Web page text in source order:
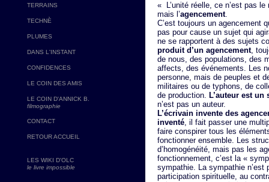
TERRAINS
TECHNÈ
PLUMES
DANS L'INSTANT
CONFIDENCES
LE COIN DES AMIS
LE COIN D'ANNICK B.
filmographie
CONTACT
RETOUR ACCUEIL
LES WIKI D'OLC
le livre impossible
« L’unité réelle, ce n’est pas
mais l’agencement.
C’est toujours un agencement
pas pour cause un sujet qui
ne se rapportent à des sujets
produit d’un agencement,
de nous, des populations, des
affects, des événements. Les
personne, mais de peuples et
militaires ou de typhons, de
de production. L’auteur est un
n’est pas un auteur.
L’écrivain invente des
inventé, il fait passer une
faire conspirer tous les
fonctionner ensemble. Les
d’homogénéité, mais pas les
fonctionnement, c’est la «
sympathie. La sympathie n’est
participation spirituelle, au